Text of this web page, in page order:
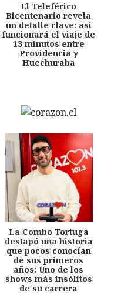
El Teleférico
Bicentenario revela
un detalle clave: así
funcionará el viaje de
13 minutos entre
Providencia y
Huechuraba
La Combo Tortuga
destapó una historia
que pocos conocían
de sus primeros
años: Uno de los
shows más insólitos
de su carrera